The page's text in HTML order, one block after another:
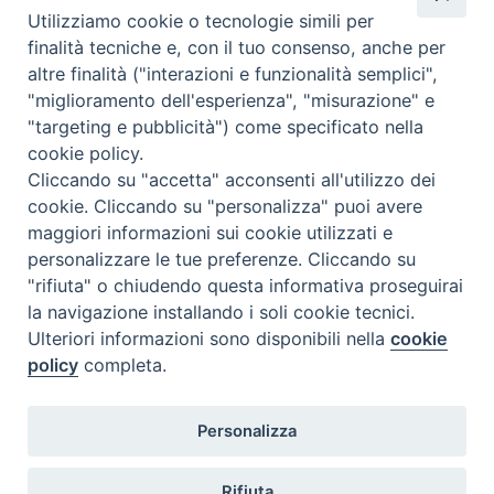
c
e
o
k
n
t
r
s
t
n
k
e
d
n
r
e
a
d
a
t
s
A
p
e
r
m
i
Brochure II edizione Corso canto gregoriano Termoli
“Dal canto un popolo”,
Comunione e Liberazione
organizza serata di musica e
tradizione a Termoli
Giubileo regionale Forze
Armate, di Polizia e Sicurezza:
7 aprile 2025 – info per
partecipare
Piazza Sant'Antonio, 6
Utilizziamo cookie o tecnologie simili per
finalità tecniche e, con il tuo consenso, anche per
altre finalità ("interazioni e funzionalità semplici",
"miglioramento dell'esperienza", "misurazione" e
"targeting e pubblicità") come specificato nella
cookie policy.
Cliccando su "accetta" acconsenti all'utilizzo dei
cookie. Cliccando su "personalizza" puoi avere
maggiori informazioni sui cookie utilizzati e
personalizzare le tue preferenze. Cliccando su
"rifiuta" o chiudendo questa informativa proseguirai
la navigazione installando i soli cookie tecnici.
Ulteriori informazioni sono disponibili nellacookie
policy completa.
Personalizza